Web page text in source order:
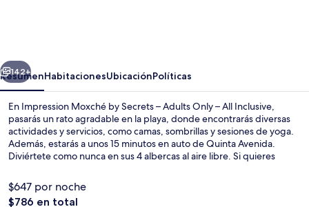
–
Adults
Only
All
Siguiente
142+
ResumenHabitacionesUbicaciónPolíticas
En Impression Moxché by Secrets – Adults Only – All Inclusive,
pasarás un rato agradable en la playa, donde encontrarás diversas
actividades y servicios, como camas, sombrillas y sesiones de yoga.
Además, estarás a unos 15 minutos en auto de Quinta Avenida.
Diviértete como nunca en sus 4 albercas al aire libre. Si quieres
con un masaje de tejido profundo, una sesión de envoltura corporal
o una sesión de aromaterapia. Uno de sus 14 restaurantes es
$647 por noche
El
$786 en total